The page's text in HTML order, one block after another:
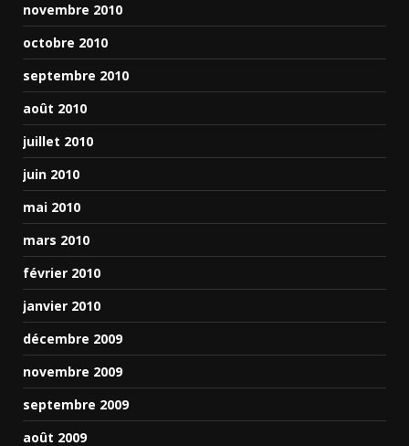
novembre 2010
octobre 2010
septembre 2010
août 2010
juillet 2010
juin 2010
mai 2010
mars 2010
février 2010
janvier 2010
décembre 2009
novembre 2009
septembre 2009
août 2009